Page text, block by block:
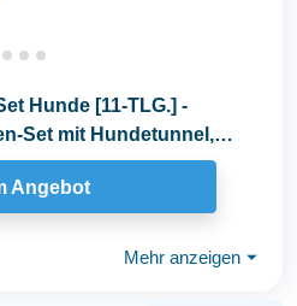
Hunde [11-TLG.] -
Set mit Hundetunnel,
Angebot
Mehr anzeigen ⏷